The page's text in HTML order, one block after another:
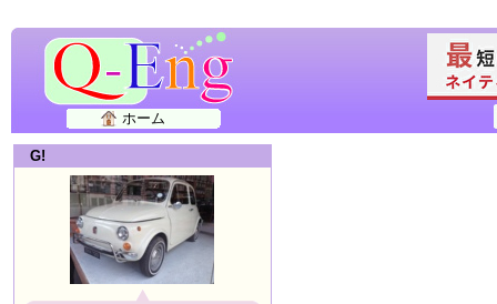
ホーム
G!